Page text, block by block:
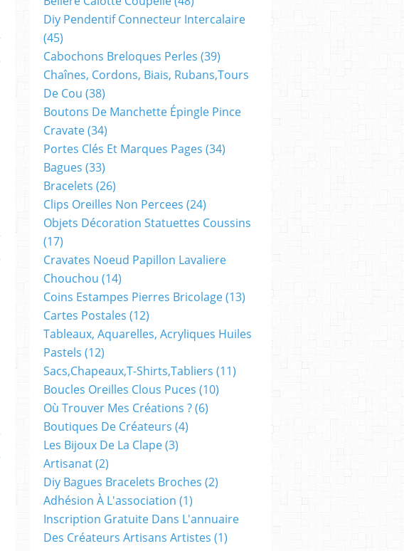
Diy Pendentif Connecteur Intercalaire
(45)
Cabochons Breloques Perles (39)
Chaînes, Cordons, Biais, Rubans,tours
De Cou (38)
Boutons De Manchette Épingle Pince
Cravate(34)
Portes Clés Et Marques Pages (34)
Bagues (33)
Bracelets (26)
Clips Oreilles Non Percees (24)
Objets Décoration Statuettes Coussins
(17)
Cravates Noeud Papillon Lavaliere
Chouchou (14)
Coins Estampes Pierres Bricolage(13)
Cartes Postales (12)
Tableaux, Aquarelles, Acryliques Huiles
Pastels (12)
Sacs,chapeaux,t-Shirts,tabliers (11)
Boucles Oreilles Clous Puces (10)
Où Trouver Mes Créations ?(6)
Boutiques De Créateurs (4)
Les Bijoux De La Clape(3)
Artisanat(2)
Diy Bagues Bracelets Broches (2)
Adhésion À L'association (1)
Inscription Gratuite Dans L'annuaire
Des Créateurs Artisans Artistes (1)